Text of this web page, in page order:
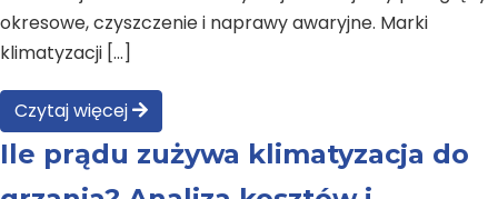
okresowe, czyszczenie i naprawy awaryjne. Marki
klimatyzacji […]
Czytaj więcej
Ile prądu zużywa klimatyzacja do